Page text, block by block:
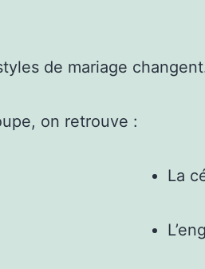
de mariage
on retrouve :
La